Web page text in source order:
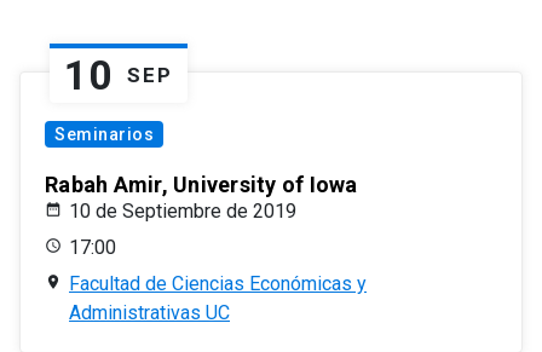
10 SEP
Seminarios
Rabah Amir, University of Iowa
10 de Septiembre de 2019
17:00
Facultad de Ciencias Económicas y
Administrativas UC